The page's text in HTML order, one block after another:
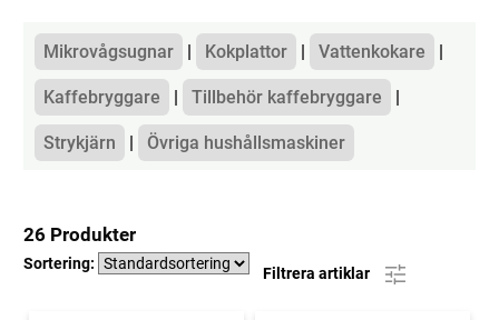
Kategorier
Mikrovågsugnar Kokplattor Vattenkokare
Kaffebryggare Tillbehör kaffebryggare
Strykjärn Övriga hushållsmaskiner
26 Produkter
Sortering:
Filtrera artiklar